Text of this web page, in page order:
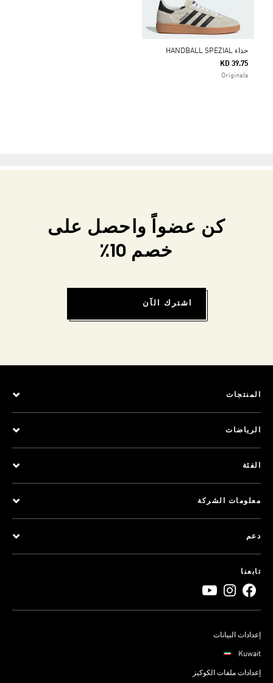
حذاء HANDBALL SPEZIAL
KD 39.75
Originals
كن عضواً واحصل على
خصم 10٪
اشترك الآن
المنتجات
الرياضات
الفئة
معلومات الشركة
دعم
تابعنا
إعدادات البيانات
Kuwait
إعدادات ملفات الكوكيز